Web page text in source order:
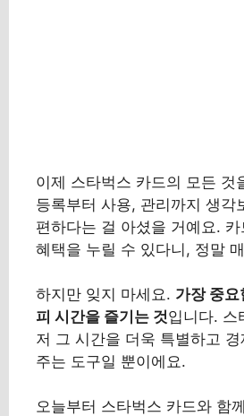
이제 스타벅스 카드의 모든 것
등록부터 사용, 관리까지 생각
편하다는 걸 아셨을 거예요.
혜택을 누릴 수 있다니, 정말
하지만 잊지 마세요. 가장 중요
피 시간을 즐기는 것입니다. 스
저 그 시간을 더욱 특별하고
주는 도구일 뿐이에요.
오늘부터 스타벅스 카드와 함